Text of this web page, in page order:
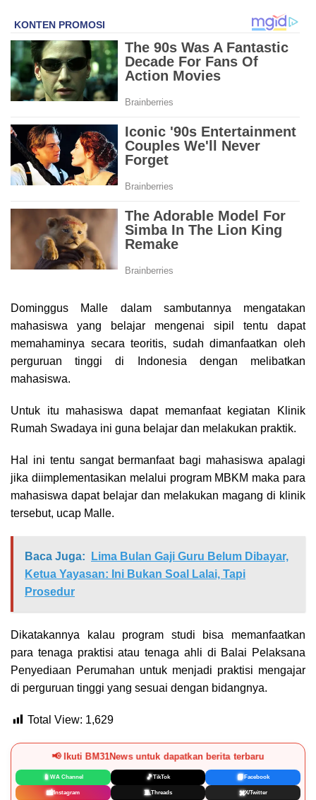
Dominggus Malle dalam sambutannya mengatakan
mahasiswa yang belajar mengenai sipil tentu dapat
memahaminya secara teoritis, sudah dimanfaatkan oleh
perguruan tinggi di Indonesia dengan melibatkan
mahasiswa.
Untuk itu mahasiswa dapat memanfaat kegiatan Klinik
Rumah Swadaya ini guna belajar dan melakukan praktik.
Hal ini tentu sangat bermanfaat bagi mahasiswa apalagi
jika diimplementasikan melalui program MBKM maka para
mahasiswa dapat belajar dan melakukan magang di klinik
tersebut, ucap Malle.
Baca Juga:
Lima Bulan Gaji Guru Belum Dibayar,
Ketua Yayasan: Ini Bukan Soal Lalai, Tapi
Prosedur
Dikatakannya kalau program studi bisa memanfaatkan
para tenaga praktisi atau tenaga ahli di Balai Pelaksana
Penyediaan Perumahan untuk menjadi praktisi mengajar
di perguruan tinggi yang sesuai dengan bidangnya.
Total View: 1,629
📢 Ikuti BM31News untuk dapatkan berita terbaru
📱WA Channel 🎵TikTok 📘Facebook
📸Instagram 🧵Threads ✖️X/Twitter